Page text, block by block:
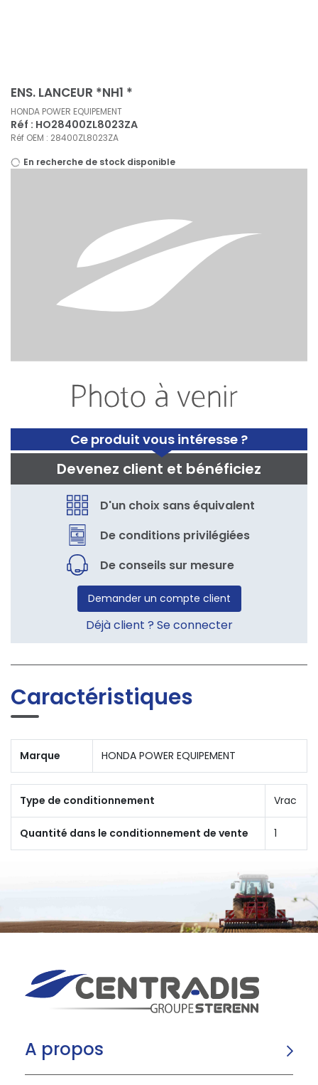
Ce produit vous intéresse ?
Devenez client et bénéficiez
D'un choix sans équivalent
De conditions privilégiées
De conseils sur mesure
Demander un compte client
Déjà client ? Se connecter
ENS. LANCEUR *NH1 *
HONDA POWER EQUIPEMENT
Réf : HO28400ZL8023ZA
Réf OEM : 28400ZL8023ZA
En recherche de stock disponible
Caractéristiques
Marque HONDA POWER EQUIPEMENT
Type de conditionnement Vrac
Quantité dans le conditionnement de vente 1
A propos